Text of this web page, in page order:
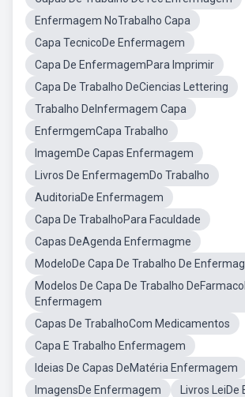
Enfermagem NoTrabalho Capa
Capa TecnicoDe Enfermagem
Capa De EnfermagemPara Imprimir
Capa De Trabalho DeCiencias Lettering
Trabalho DeInfermagem Capa
EnfermgemCapa Trabalho
ImagemDe Capas Enfermagem
Livros De EnfermagemDo Trabalho
AuditoriaDe Enfermagem
Capa De TrabalhoPara Faculdade
Capas DeAgenda Enfermagme
ModeloDe Capa De Trabalho De
Modelos De Capa De Trabalho
Enfermagem
Capas De TrabalhoCom Medicamentos
Capa E Trabalho Enfermagem
Ideias De Capas DeMatéria Enfermagem
ImagensDe Enfermagem
Livros